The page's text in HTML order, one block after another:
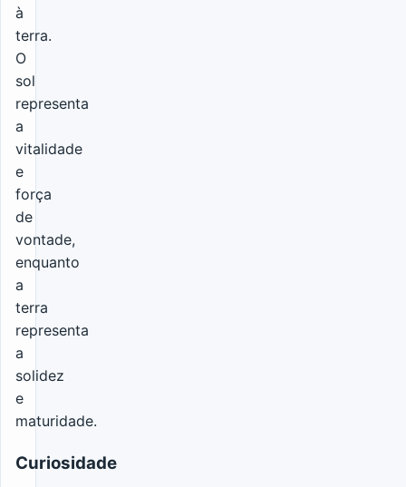
à
terra.
O
sol
representa
a
vitalidade
e
força
de
vontade,
enquanto
a
terra
representa
a
solidez
e
maturidade.
Curiosidade